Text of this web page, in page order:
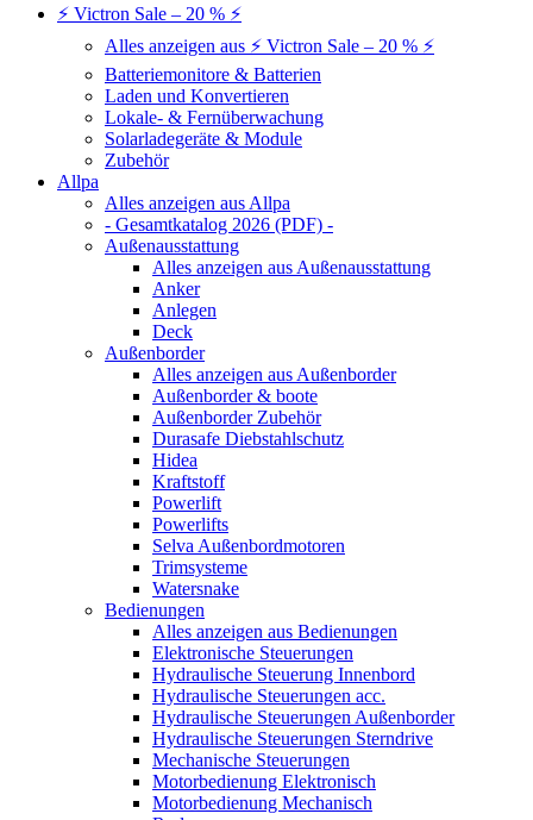
⚡ Victron Sale – 20 % ⚡
Alles anzeigen aus ⚡ Victron Sale – 20 % ⚡
Batteriemonitore & Batterien
Laden und Konvertieren
Lokale- & Fernüberwachung
Solarladegeräte & Module
Zubehör
Allpa
Alles anzeigen aus Allpa
- Gesamtkatalog 2026 (PDF) -
Außenausstattung
Alles anzeigen aus Außenausstattung
Anker
Anlegen
Deck
Außenborder
Alles anzeigen aus Außenborder
Außenborder & boote
Außenborder Zubehör
Durasafe Diebstahlschutz
Hidea
Kraftstoff
Powerlift
Powerlifts
Selva Außenbordmotoren
Trimsysteme
Watersnake
Bedienungen
Alles anzeigen aus Bedienungen
Elektronische Steuerungen
Hydraulische Steuerung Innenbord
Hydraulische Steuerungen acc.
Hydraulische Steuerungen Außenborder
Hydraulische Steuerungen Sterndrive
Mechanische Steuerungen
Motorbedienung Elektronisch
Motorbedienung Mechanisch